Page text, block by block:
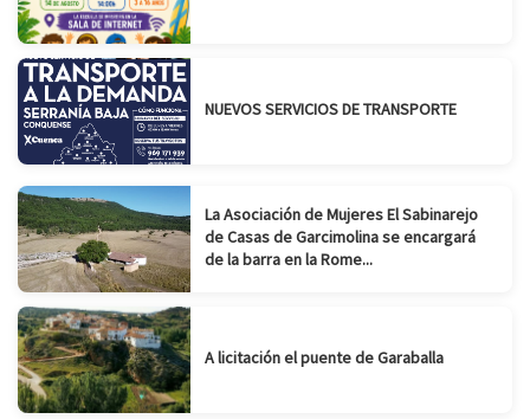
NUEVOS SERVICIOS DE TRANSPORTE
La Asociación de Mujeres El Sabinarejo
de Casas de Garcimolina se encargará
de la barra en la Rome...
A licitación el puente de Garaballa